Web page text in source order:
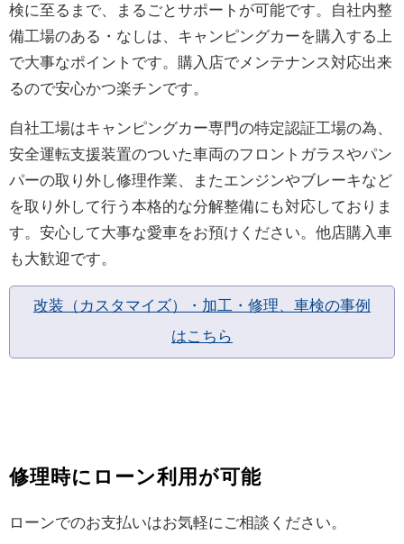
検に至るまで、まるごとサポートが可能です。自社内整
備工場のある・なしは、キャンピングカーを購入する上
で大事なポイントです。購入店でメンテナンス対応出来
るので安心かつ楽チンです。
自社工場はキャンピングカー専門の特定認証工場の為、
安全運転支援装置のついた車両のフロントガラスやパン
パーの取り外し修理作業、またエンジンやブレーキなど
を取り外して行う本格的な分解整備にも対応しておりま
す。安心して大事な愛車をお預けください。他店購入車
も大歓迎です。
改装（カスタマイズ）・加工・修理、車検の事例
はこちら
修理時にローン利用が可能
ローンでのお支払いはお気軽にご相談ください。